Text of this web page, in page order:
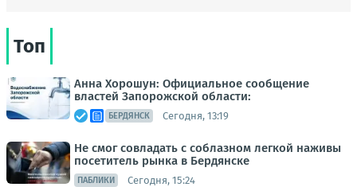
Топ
Анна Хорошун: Официальное сообщение
властей Запорожской области:
БЕРДЯНСК Сегодня, 13:19
Не смог совладать с соблазном легкой наживы
посетитель рынка в Бердянске
ПАБЛИКИ Сегодня, 15:24